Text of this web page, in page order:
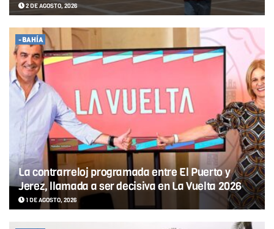
2 DE AGOSTO, 2026
-BAHÍA
La contrarreloj programada entre El Puerto y
Jerez, llamada a ser decisiva en La Vuelta 2026
1 DE AGOSTO, 2026